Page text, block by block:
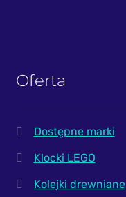
Oferta
Dostępne marki
Klocki LEGO
Kolejki drewniane